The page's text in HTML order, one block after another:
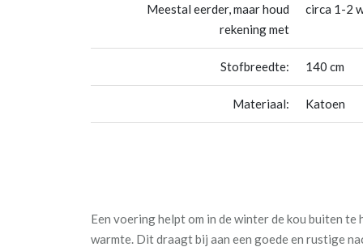
Meestal eerder, maar houd
rekening met
circa 1-2
Stofbreedte: 140 cm
Materiaal: Katoen
Een voering helpt om in de winter de kou buiten te
warmte. Dit draagt bij aan een goede en rustige